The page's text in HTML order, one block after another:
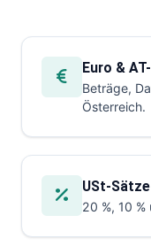
Euro &
Beträge,
Österreich.
USt-
20 %, 10